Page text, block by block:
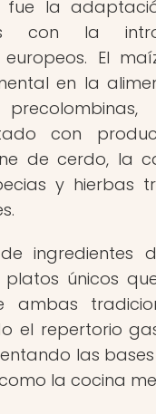
fue la
con la
europeos. El
en la
con
de cerdo, la
y hierbas
ingredientes
únicos
el repertorio
las
la cocina